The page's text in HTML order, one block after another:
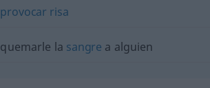
provocar risa
quemarle la sangre a alguien